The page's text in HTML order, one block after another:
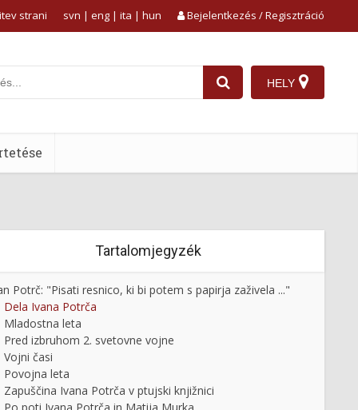
strani Bejelentkezés / Regisztráció
svn | eng | ita | hun
HELY
Tartalomjegyzék
Potrč: "Pisati resnico, ki bi potem s papirja zaživela ..."
Dela Ivana Potrča
Mladostna leta
Pred izbruhom 2. svetovne vojne
Vojni časi
Povojna leta
Zapuščina Ivana Potrča v ptujski knjižnici